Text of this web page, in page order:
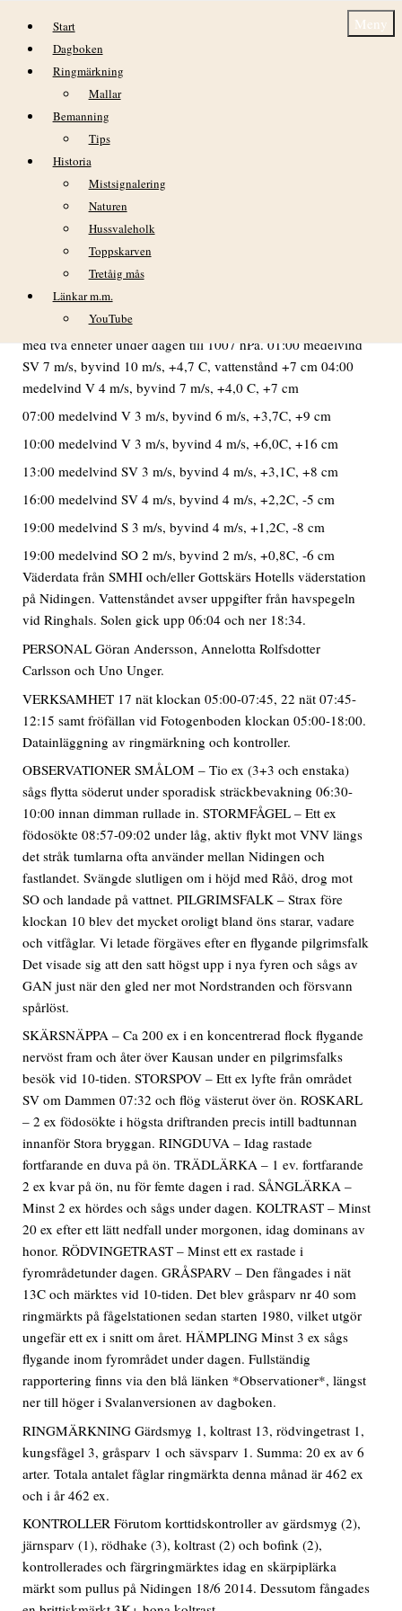
Hoppa till innehåll Meny
Start
Dagboken
Ringmärkning
Mallar
Bemanning
Tips
Historia
Mistsignalering
Naturen
Hussvaleholk
Toppskarven
Tretåig mås
Länkar m.m.
YouTube
tisdag 24 mars
VÄDER Efternatten stjärnklar, lätt disig och lufttrycket ca
1005 hPa. Framåt 05-tiden lite mer höga moln och måttlig sikt
i dimbankar på avstånd. I stort sett en solig dag men dimma
från klockan 10:20 till sena kvällen och dessutom mulnande
vid 15:30-tiden. Temperaturen var på väg upp över +6 grader
när dimman kom och gav oss en kylig dag. Lufttrycket steg
med två enheter under dagen till 1007 hPa. 01:00 medelvind
SV 7 m/s, byvind 10 m/s, +4,7 C, vattenstånd +7 cm 04:00
medelvind V 4 m/s, byvind 7 m/s, +4,0 C, +7 cm
07:00 medelvind V 3 m/s, byvind 6 m/s, +3,7C, +9 cm
10:00 medelvind V 3 m/s, byvind 4 m/s, +6,0C, +16 cm
13:00 medelvind SV 3 m/s, byvind 4 m/s, +3,1C, +8 cm
16:00 medelvind SV 4 m/s, byvind 4 m/s, +2,2C, -5 cm
19:00 medelvind S 3 m/s, byvind 4 m/s, +1,2C, -8 cm
19:00 medelvind SO 2 m/s, byvind 2 m/s, +0,8C, -6 cm
Väderdata från SMHI och/eller Gottskärs Hotells väderstation
på Nidingen. Vattenståndet avser uppgifter från havspegeln
vid Ringhals. Solen gick upp 06:04 och ner 18:34.
PERSONAL Göran Andersson, Annelotta Rolfsdotter
Carlsson och Uno Unger.
VERKSAMHET 17 nät klockan 05:00-07:45, 22 nät 07:45-
12:15 samt fröfällan vid Fotogenboden klockan 05:00-18:00.
Datainläggning av ringmärkning och kontroller.
OBSERVATIONER SMÅLOM – Tio ex (3+3 och enstaka)
sågs flytta söderut under sporadisk sträckbevakning 06:30-
10:00 innan dimman rullade in. STORMFÅGEL – Ett ex
födosökte 08:57-09:02 under låg, aktiv flykt mot VNV längs
det stråk tumlarna ofta använder mellan Nidingen och
fastlandet. Svängde slutligen om i höjd med Råö, drog mot
SO och landade på vattnet. PILGRIMSFALK – Strax före
klockan 10 blev det mycket oroligt bland öns starar, vadare
och vitfåglar. Vi letade förgäves efter en flygande pilgrimsfalk
Det visade sig att den satt högst upp i nya fyren och sågs av
GAN just när den gled ner mot Nordstranden och försvann
spårlöst.
SKÄRSNÄPPA – Ca 200 ex i en koncentrerad flock flygande
nervöst fram och åter över Kausan under en pilgrimsfalks
besök vid 10-tiden. STORSPOV – Ett ex lyfte från området
SV om Dammen 07:32 och flög västerut över ön. ROSKARL
– 2 ex födosökte i högsta driftranden precis intill badtunnan
innanför Stora bryggan. RINGDUVA – Idag rastade
fortfarande en duva på ön. TRÄDLÄRKA – 1 ev. fortfarande
2 ex kvar på ön, nu för femte dagen i rad. SÅNGLÄRKA –
Minst 2 ex hördes och sågs under dagen. KOLTRAST – Minst
20 ex efter ett lätt nedfall under morgonen, idag dominans av
honor. RÖDVINGETRAST – Minst ett ex rastade i
fyrområdetunder dagen. GRÅSPARV – Den fångades i nät
13C och märktes vid 10-tiden. Det blev gråsparv nr 40 som
ringmärkts på fågelstationen sedan starten 1980, vilket utgör
ungefär ett ex i snitt om året. HÄMPLING Minst 3 ex sågs
flygande inom fyrområdet under dagen. Fullständig
rapportering finns via den blå länken *Observationer*, längst
ner till höger i Svalanversionen av dagboken.
RINGMÄRKNING Gärdsmyg 1, koltrast 13, rödvingetrast 1,
kungsfågel 3, gråsparv 1 och sävsparv 1. Summa: 20 ex av 6
arter. Totala antalet fåglar ringmärkta denna månad är 462 ex
och i år 462 ex.
KONTROLLER Förutom korttidskontroller av gärdsmyg (2),
järnsparv (1), rödhake (3), koltrast (2) och bofink (2),
kontrollerades och färgringmärktes idag en skärpiplärka
märkt som pullus på Nidingen 18/6 2014. Dessutom fångades